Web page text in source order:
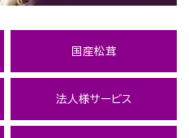
国産松茸
法人様サービス